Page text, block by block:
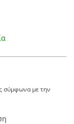
σύμφωνα με την